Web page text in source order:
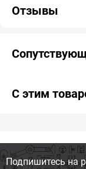
Отзывы
С этим
Подпишитесь на